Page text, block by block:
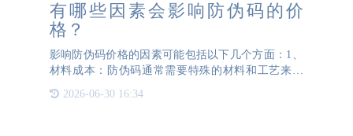
有哪些因素会影响防伪码的价
格？
影响防伪码价格的因素可能包括以下几个方面：1、
材料成本：防伪码通常需要特殊的材料和工艺来制
作，这些材料的成本会直接影响到防伪码的价格。
2、技术成本：防伪码的制作涉及到一系列的防伪技
2026-06-30 16:34